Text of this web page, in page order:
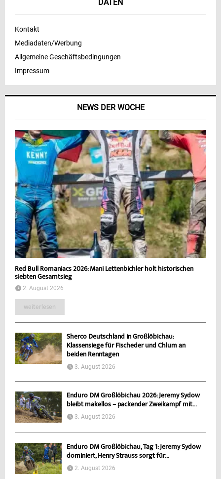
NEWS DER WOCHE
Red Bull Romaniacs 2026: Mani Lettenbichler holt historischen
siebten Gesamtsieg
2. August 2026
weiterlesen
Sherco Deutschland in Großlöbichau:
Klassensiege für Fischeder und Chlum an
beiden Renntagen
3. August 2026
Enduro DM Großlöbichau 2026: Jeremy Sydow
bleibt makellos – packender Zweikampf mit...
3. August 2026
Enduro DM Großlöbichau, Tag 1: Jeremy Sydow
dominiert, Henry Strauss sorgt für...
2. August 2026
DATEN
Kontakt
Mediadaten/Werbung
Allgemeine Geschäftsbedingungen
Impressum